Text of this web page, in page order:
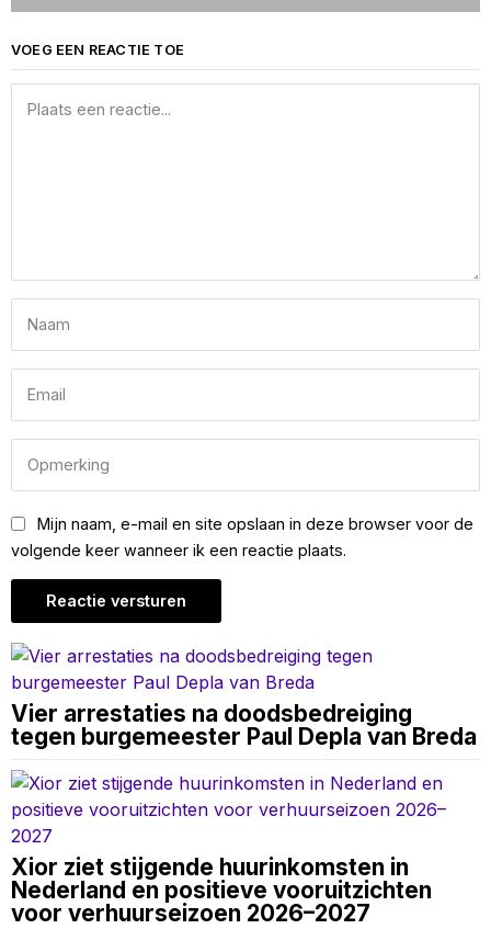
VOEG EEN REACTIE TOE
Mijn naam, e-mail en site opslaan in deze browser voor de
volgende keer wanneer ik een reactie plaats.
Vier arrestaties na doodsbedreiging
tegen burgemeester Paul Depla van Breda
Xior ziet stijgende huurinkomsten in
Nederland en positieve vooruitzichten
voor verhuurseizoen 2026–2027